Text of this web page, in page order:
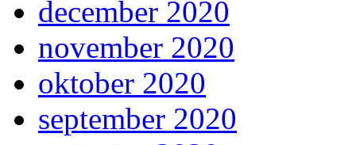
december 2020
november 2020
oktober 2020
september 2020